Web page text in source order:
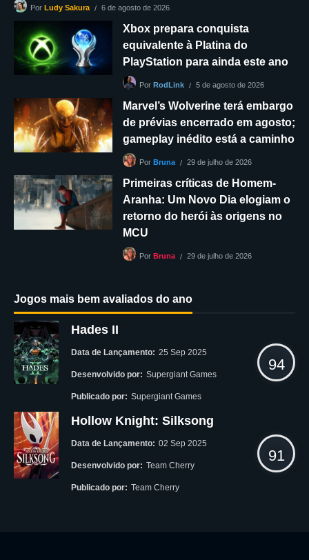
Por Ludy Sakura 6 de agosto de 2026
Xbox prepara conquista
equivalente à Platina do
PlayStation para ainda este ano
Por RodLink 5 de agosto de 2026
Marvel’s Wolverine terá embargo
de prévias encerrado em agosto;
gameplay inédito está a caminho
Por Bruna 29 de julho de 2026
Primeiras críticas de Homem-
Aranha: Um Novo Dia elogiam o
retorno do herói às origens no
MCU
Por Bruna 29 de julho de 2026
Jogos mais bem avaliados do ano
Hades II
Data de Lançamento: 25 Sep 2025
Desenvolvido por: Supergiant Games
Publicado por: Supergiant Games
94
Hollow Knight: Silksong
Data de Lançamento: 02 Sep 2025
Desenvolvido por: Team Cherry
Publicado por: Team Cherry
91